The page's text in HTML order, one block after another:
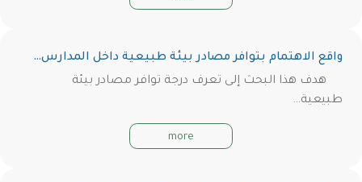
واقع الاهتمام بتوافر مصادر بيئة طبيعية داخل المدارس…
هدف هذا البحث إلى تعرف درجة توافر مصادر بيئة
طبيعية…
more